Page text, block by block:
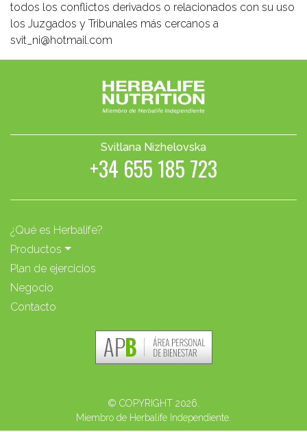
todos los conflictos derivados o relacionados con su uso
los Juzgados y Tribunales más cercanos a
svit_ni@hotmail.com
Svitlana Nizhelovska
+34 655 185 723
¿Qué es Herbalife?
Productos
Plan de ejercicios
Negocio
Contacto
© COPYRIGHT 2026.
Miembro de Herbalife Independiente.